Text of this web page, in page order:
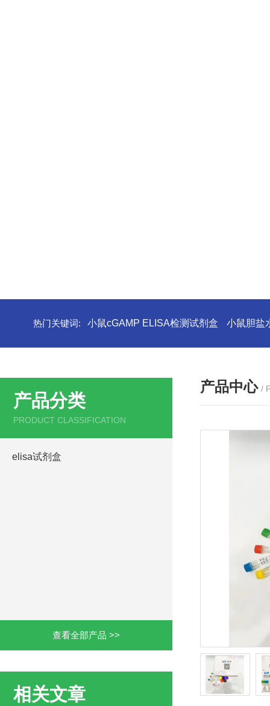
热门关键词: 小鼠cGAMP ELISA检测试剂盒 小鼠胆盐
产品分类
PRODUCT CLASSIFICATION
elisa试剂盒
查看全部产品 >>
相关文章
产品中心 /